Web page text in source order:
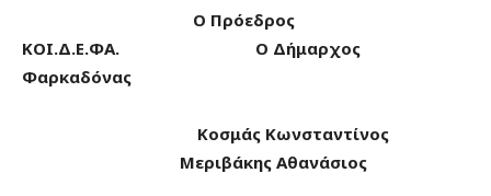
Ο Πρόεδρος
ΚΟΙ.Δ.Ε.ΦΑ. Ο Δήμαρχος
Φαρκαδόνας
Κοσμάς Κωνσταντίνος
Μεριβάκης Αθανάσιος